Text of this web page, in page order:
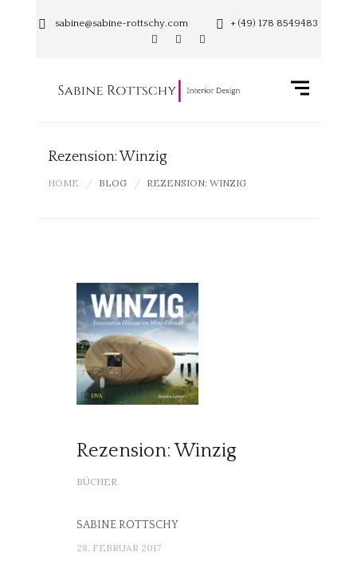
sabine@sabine-rottschy.com + (49) 178 8549483
Rezension: Winzig
HOME BLOG REZENSION: WINZIG
Rezension: Winzig
BÜCHER
SABINE ROTTSCHY
28. FEBRUAR 2017